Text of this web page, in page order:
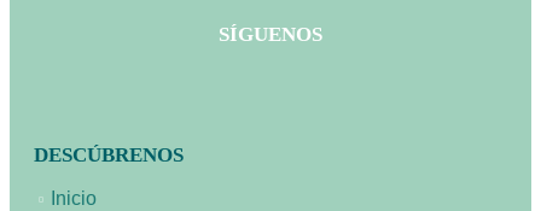
SÍGUENOS
DESCÚBRENOS
Inicio